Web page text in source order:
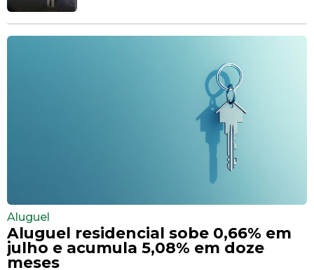
Aluguel
Aluguel residencial sobe 0,66% em
julho e acumula 5,08% em doze
meses